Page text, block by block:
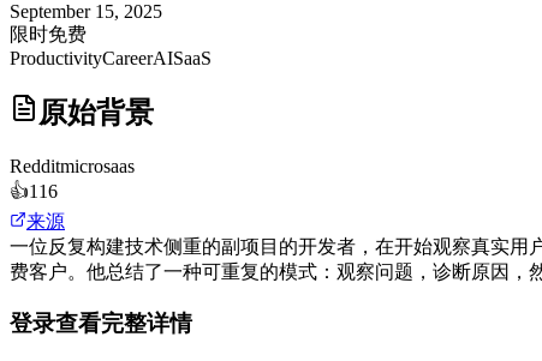
September 15, 2025
限时免费
ProductivityCareerAISaaS
原始背景
Redditmicrosaas
👍116
来源
一位反复构建技术侧重的副项目的开发者，在开始观察真实
费客户。他总结了一种可重复的模式：观察问题，诊断原因，
登录查看完整详情